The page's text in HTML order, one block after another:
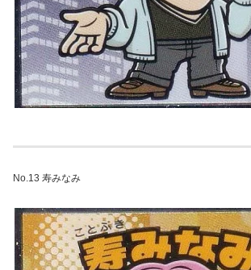
No.13 寿みなみ